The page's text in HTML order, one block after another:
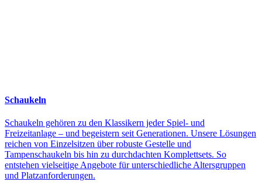
Schaukeln
Schaukeln gehören zu den Klassikern jeder Spiel- und
Freizeitanlage – und begeistern seit Generationen. Unsere Lösungen
reichen von Einzelsitzen über robuste Gestelle und
Tampenschaukeln bis hin zu durchdachten Komplettsets. So
entstehen vielseitige Angebote für unterschiedliche Altersgruppen
und Platzanforderungen.